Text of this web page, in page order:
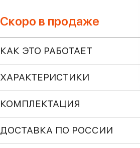
Скоро в продаже
КАК ЭТО РАБОТАЕТ
ХАРАКТЕРИСТИКИ
КОМПЛЕКТАЦИЯ
ДОСТАВКА ПО РОССИИ